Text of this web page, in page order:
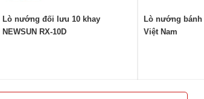
Lò nướng đối lưu 10 khay
NEWSUN RX-10D
Lò nướng
Việt Nam